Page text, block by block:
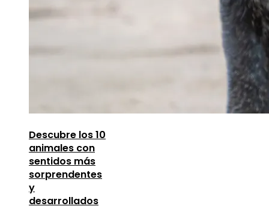
Descubre los 10
animales con
sentidos más
sorprendentes
y
desarrollados